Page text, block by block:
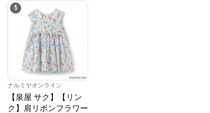
5
ナルミヤオンライン
【泉屋 サク】【リン
ク】肩リボンフラワー